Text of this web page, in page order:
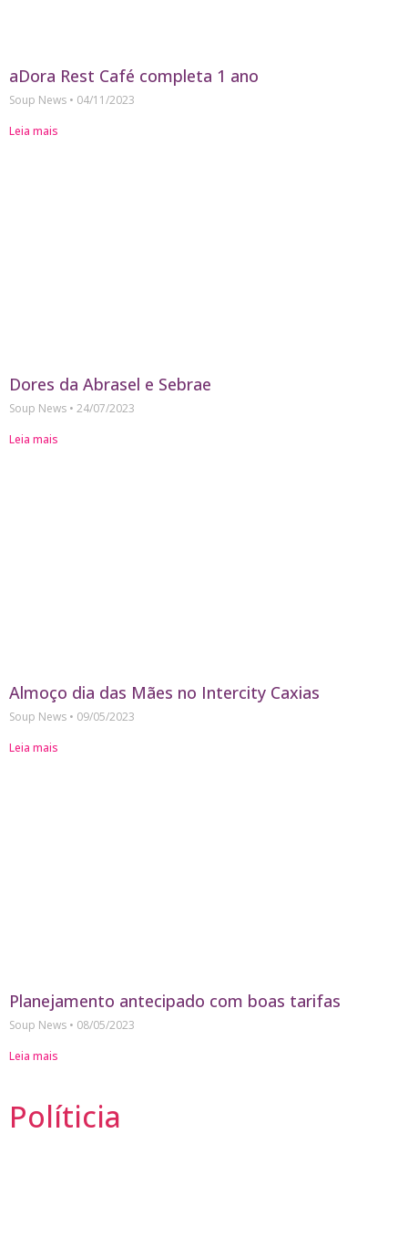
aDora Rest Café completa 1 ano
Soup News
04/11/2023
Leia mais
Dores da Abrasel e Sebrae
Soup News
24/07/2023
Leia mais
Almoço dia das Mães no Intercity Caxias
Soup News
09/05/2023
Leia mais
Planejamento antecipado com boas tarifas
Soup News
08/05/2023
Leia mais
Políticia